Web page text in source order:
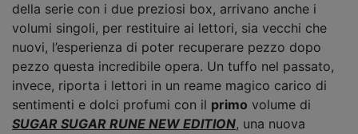
della serie con i due preziosi box, arrivano anche i
volumi singoli, per restituire ai lettori, sia vecchi che
nuovi, l’esperienza di poter recuperare pezzo dopo
pezzo questa incredibile opera. Un tuffo nel passato,
invece, riporta i lettori in un reame magico carico di
sentimenti e dolci profumi con il primo volume di
SUGAR SUGAR RUNE NEW EDITION, una nuova